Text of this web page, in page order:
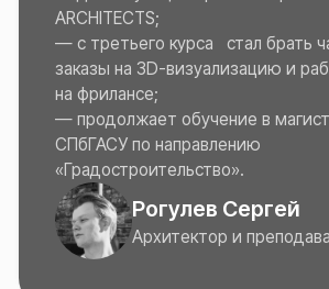
ИП Анохина Анастасия Сергеевна 2023−2026
ИНН 561 442 642 544
ОГРН 323 565 800 033 940
Является Оператором персональных данных
в соответствии Приказом № 51 от 02.06.2025 года,
регистрационный номер: 56−25−13 258
*Instagram — Признан экстремистской организацией
и запрещен на территории РФ